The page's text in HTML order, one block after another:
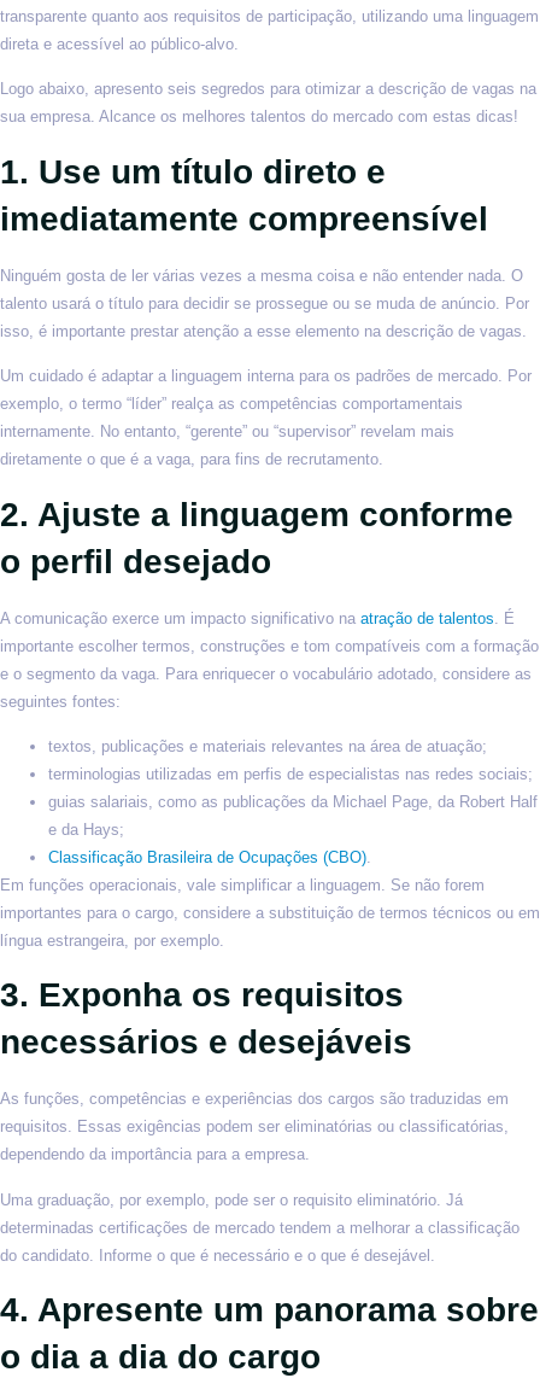
transparente quanto aos requisitos de participação, utilizando uma linguagem
direta e acessível ao público-alvo.
Logo abaixo, apresento seis segredos para otimizar a descrição de vagas na
sua empresa. Alcance os melhores talentos do mercado com estas dicas!
1. Use um título direto e
imediatamente compreensível
Ninguém gosta de ler várias vezes a mesma coisa e não entender nada. O
talento usará o título para decidir se prossegue ou se muda de anúncio. Por
isso, é importante prestar atenção a esse elemento na descrição de vagas.
Um cuidado é adaptar a linguagem interna para os padrões de mercado. Por
exemplo, o termo “líder” realça as competências comportamentais
internamente. No entanto, “gerente” ou “supervisor” revelam mais
diretamente o que é a vaga, para fins de recrutamento.
2. Ajuste a linguagem conforme
o perfil desejado
A comunicação exerce um impacto significativo na atração de talentos . É
importante escolher termos, construções e tom compatíveis com a formação
e o segmento da vaga. Para enriquecer o vocabulário adotado, considere as
seguintes fontes:
textos, publicações e materiais relevantes na área de atuação;
terminologias utilizadas em perfis de especialistas nas redes sociais;
guias salariais, como as publicações da Michael Page, da Robert Half
e da Hays;
Classificação Brasileira de Ocupações (CBO)
Em funções operacionais, vale simplificar a linguagem. Se não forem
importantes para o cargo, considere a substituição de termos técnicos ou em
língua estrangeira, por exemplo.
3. Exponha os requisitos
necessários e desejáveis
As funções, competências e experiências dos cargos são traduzidas em
requisitos. Essas exigências podem ser eliminatórias ou classificatórias,
dependendo da importância para a empresa.
Uma graduação, por exemplo, pode ser o requisito eliminatório. Já
determinadas certificações de mercado tendem a melhorar a classificação
do candidato. Informe o que é necessário e o que é desejável.
4. Apresente um panorama sobre
o dia a dia do cargo